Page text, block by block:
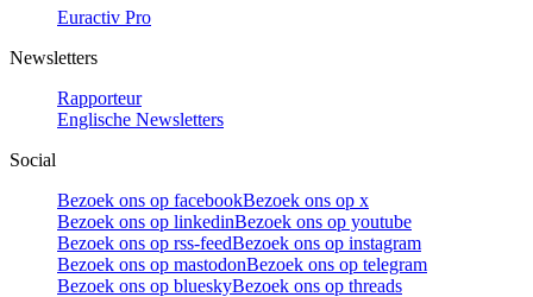
Euractiv Pro
Newsletters
Rapporteur
Englische Newsletters
Social
Bezoek ons op facebookBezoek ons op x
Bezoek ons op linkedinBezoek ons op youtube
Bezoek ons op rss-feedBezoek ons op instagram
Bezoek ons op mastodonBezoek ons op telegram
Bezoek ons op blueskyBezoek ons op threads